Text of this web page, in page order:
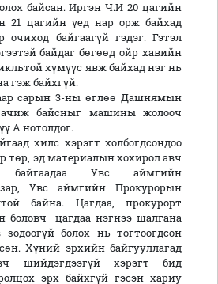
байсан. Иргэн Ч.И 20 цагийн
21 цагийн үед нар орж байхад
очиход байгаагүй гэдэг. Гэтэл
байдаг бөгөөд ойр хавийн
хүмүүс явж байхад нэг нь
гэж байхгүй.
сарын 3-ны өглөө Дашнямын
байсныг машины жолооч
А нотолдог.
хилс хэрэгт холбогдсондоо
төр, эд материалын хохирол авч
байгаадаа Увс аймгийн
Увс аймгийн Прокурорын
байна. Цагдаа, прокурорт
боловч цагдаа нэгнээ шалгана
болох нь тогтоогдсон
Хүний эрхийн байгууллагад
шийдэгдээгүй хэрэгт бид
эрх байхгүй гэсэн хариу